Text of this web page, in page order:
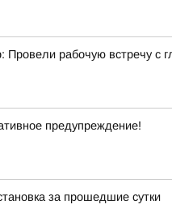
рабочую встречу с
предупреждение!
за прошедшие сутки